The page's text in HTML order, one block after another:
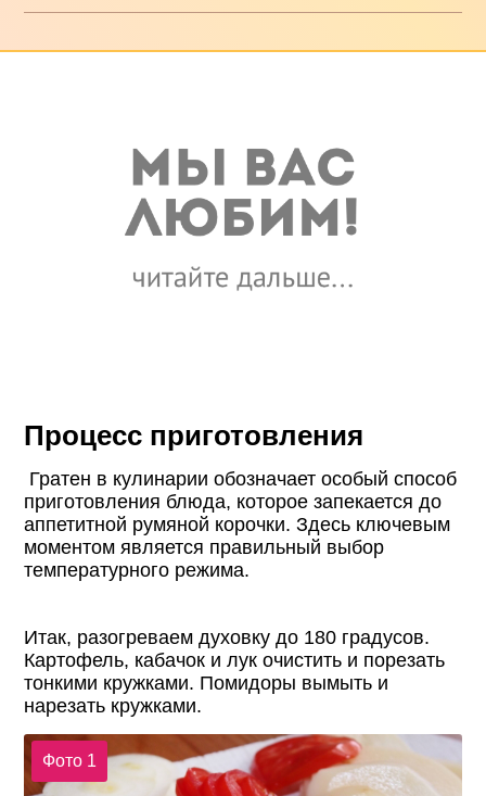
Процесс приготовления
Гратен в кулинарии обозначает особый способ
приготовления блюда, которое запекается до
аппетитной румяной корочки. Здесь ключевым
моментом является правильный выбор
температурного режима.
Итак, разогреваем духовку до 180 градусов.
Картофель, кабачок и лук очистить и порезать
тонкими кружками. Помидоры вымыть и
нарезать кружками.
Фото 1